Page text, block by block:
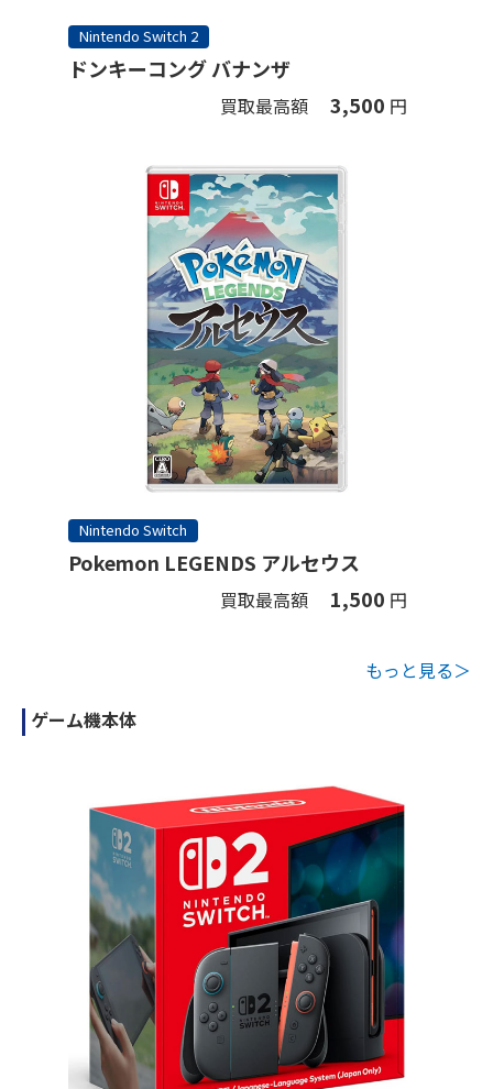
Nintendo Switch 2
ドンキーコング バナンザ
買取最高額 3,500 円
Nintendo Switch
Pokemon LEGENDS アルセウス
買取最高額 1,500 円
もっと見る＞
ゲーム機本体